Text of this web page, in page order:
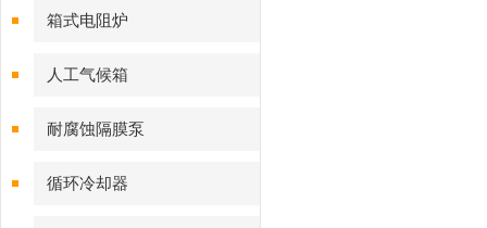
箱式电阻炉
人工气候箱
耐腐蚀隔膜泵
循环冷却器